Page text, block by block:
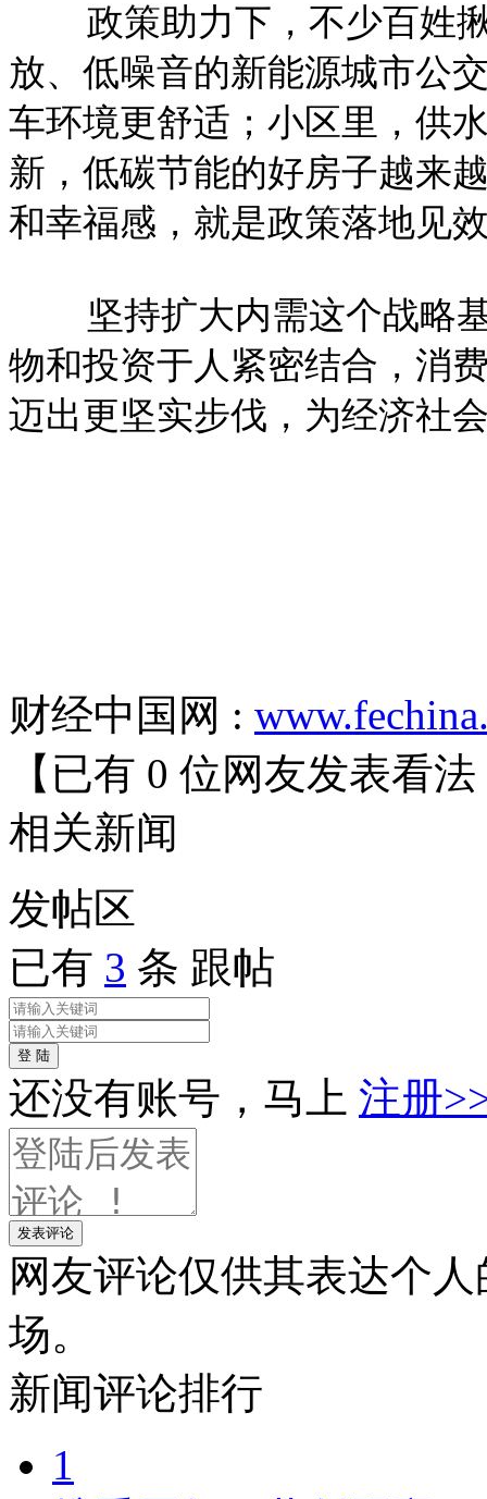
政策助力下，不少百姓
放、低噪音的新能源城市公
车环境更舒适；小区里，供
新，低碳节能的好房子越来
和幸福感，就是政策落地见
坚持扩大内需这个战略
物和投资于人紧密结合，消
迈出更坚实步伐，为经济社
财经中国网 :
【已有 0 位网友发表看法
相关新闻
发帖区
已有 3 条 跟帖
登 陆
还没有账号，马上 注册
发表评论
网友评论仅供其表达个
场。
新闻评论排行
1